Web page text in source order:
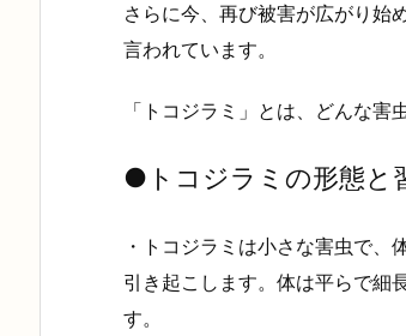
さらに今、再び被害が広がり始
言われています。
「トコジラミ」とは、どんな害
● トコジラミの形態と
・トコジラミは小さな害虫で
引き起こします。体は平らで細
す。